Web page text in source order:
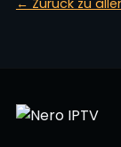
← Zurück zu